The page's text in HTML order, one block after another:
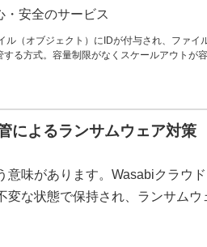
・安全のサービス
ル（オブジェクト）にIDが付与され、ファ
る方式。容量制限がなくスケールアウトが
によるランサムウェア対策
味があります。Wasabiクラウ
な状態で保持され、ランサムウ